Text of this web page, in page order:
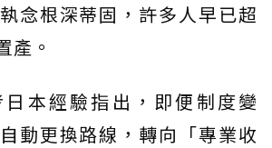
念根深蒂固，許多人早已超
產。
本經驗指出，即便制度變
動更換路線，轉向「專業收